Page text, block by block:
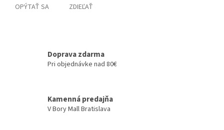
OPÝTAŤ SA ZDIEĽAŤ
Doprava zdarma
Pri objednávke nad 80€
Kamenná predajňa
V Bory Mall Bratislava